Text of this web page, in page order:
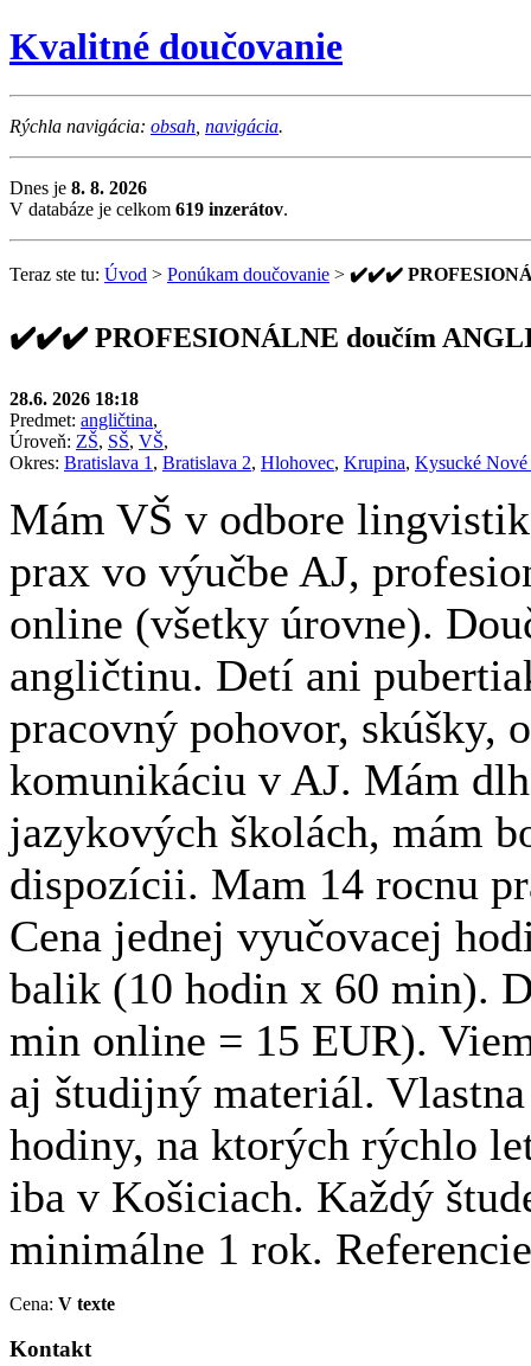
Kvalitné doučovanie
Rýchla navigácia: obsah navigácia.
Dnes je 8. 8. 2026
V databáze je celkom 619 inzerátov.
Teraz ste tu: Úvod > Ponúkam doučovanie > ✔️✔️✔️
✔️✔️✔️ PROFESIONÁLNE doučím
28.6. 2026 18:18
Predmet: angličtina,
Úroveň: ZŠ, SŠ, VŠ,
Okres: Bratislava 1 , Bratislava 2, Hlohovec, Krupina, Kysucké Nové
Mám VŠ v odbore
prax vo výučbe AJ,
online (všetky úrovne).
angličtinu. Detí ani
pracovný pohovor, skúšky,
komunikáciu v AJ. Mám
jazykových školách, mám
dispozícii. Mam 14 rocnu
Cena jednej vyučovacej
balik (10 hodin x 60 min).
min online = 15 EUR).
aj študijný materiál.
hodiny, na ktorých rýchlo
iba v Košiciach. Každý
minimálne 1 rok.
Cena: V texte
Kontakt